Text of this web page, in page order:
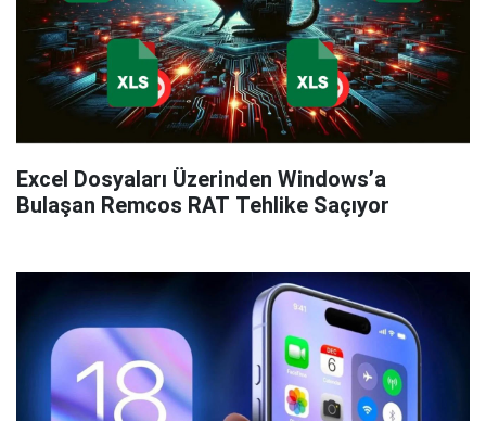
Excel Dosyaları Üzerinden Windows’a
Bulaşan Remcos RAT Tehlike Saçıyor